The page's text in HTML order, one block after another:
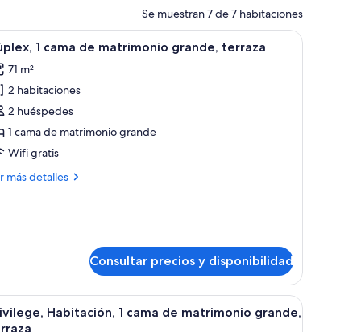
Se muestran 7 de 7 habitaciones
cortinas.
silla, un cubo de basura pequeño y balcón con piscina.
Un interior moderno con sofá, mesa de
11 1 cama de matrimonio grande, terraza
71 m²
2 habitaciones
2 huéspedes
1 cama de matrimonio grande
Wifi gratis
más detalles
Consultar precios y disponibilidad
calle y la vegetación.
un cabezal de ducha y una ventana con vistas a edificios.
Habitación de hotel con cama, mesita de
7
Habitación, 1 cama de matrimonio grande,